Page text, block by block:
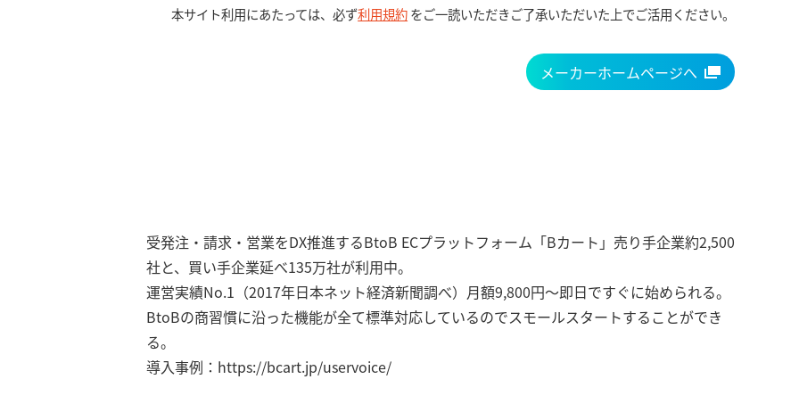
本サイト利用にあたっては、必ず利用規約をご一読いただきご了承いただいた上でご活用ください。
受発注・請求・営業をDX推進するBtoB ECプラットフォーム「Bカート」売り手企業約2,500
社と、買い手企業延べ135万社が利用中。
運営実績No.1（2017年日本ネット経済新聞調べ）月額9,800円～即日ですぐに始められる。
BtoBの商習慣に沿った機能が全て標準対応しているのでスモールスタートすることができ
る。
導入事例：https://bcart.jp/uservoice/
メーカーホームページへ